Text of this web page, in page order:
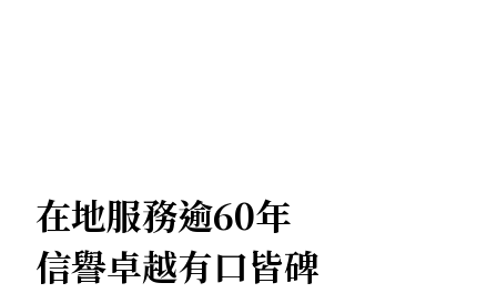
在地服務逾60年
信譽卓越有口皆碑